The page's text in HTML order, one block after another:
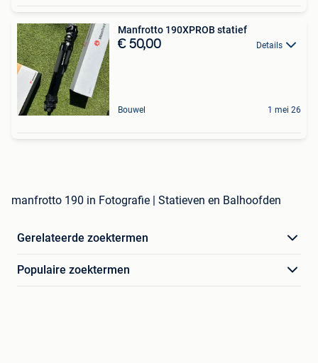
Manfrotto 190XPROB statief
€ 50,00 Details
Bouwel 1 mei 26
manfrotto 190 in Fotografie | Statieven en Balhoofden
Gerelateerde zoektermen
Populaire zoektermen